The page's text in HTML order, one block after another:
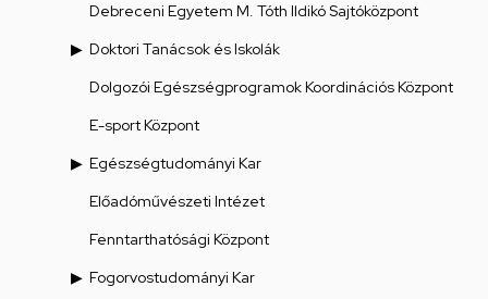
Debreceni Egyetem M. Tóth Ildikó Sajtóközpont
Doktori Tanácsok és Iskolák
Dolgozói Egészségprogramok Koordinációs Központ
E-sport Központ
Egészségtudományi Kar
Előadóművészeti Intézet
Fenntarthatósági Központ
Fogorvostudományi Kar